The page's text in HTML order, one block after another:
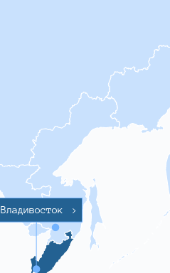
Владивосток >